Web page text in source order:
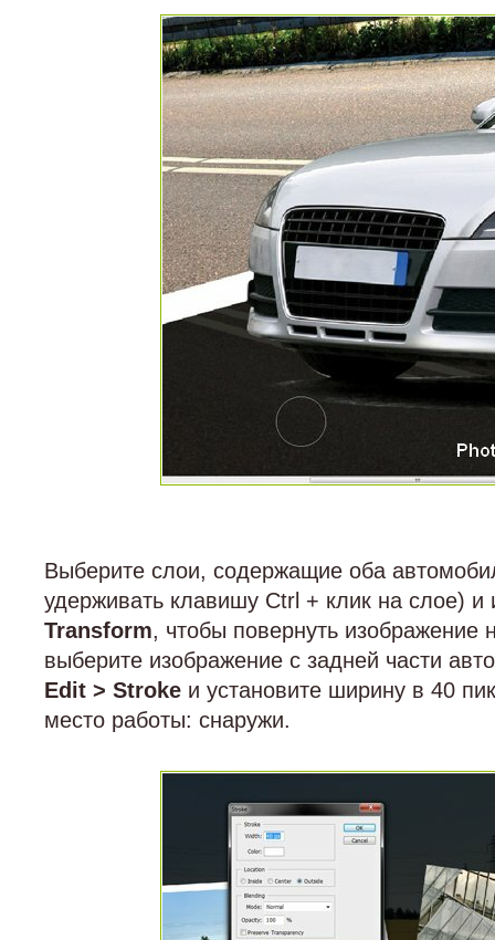
Выберите слои, содержащие оба
удерживать клавишу Ctrl + клик на слое) и
Transform, чтобы повернуть изображение
выберите изображение с задней части
Edit > Stroke и установите ширину в 40
место работы: снаружи.